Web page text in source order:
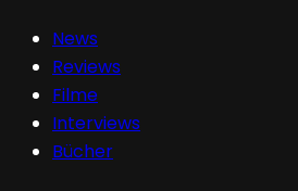
News
Reviews
Filme
Interviews
Bücher